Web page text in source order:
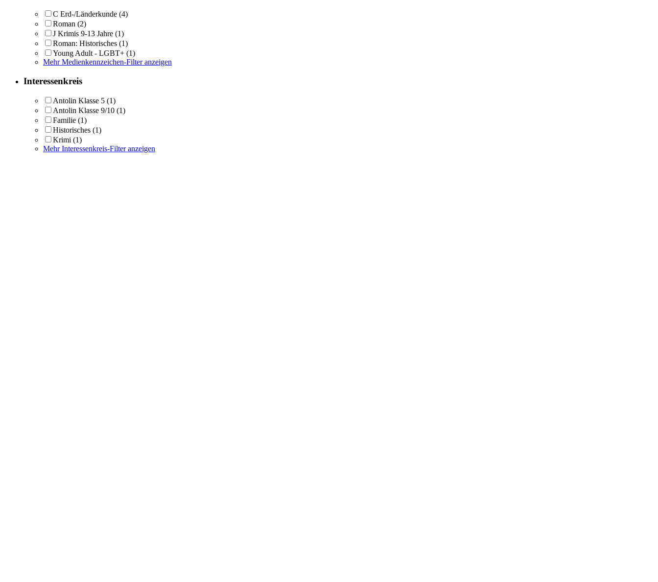
C Erd-/Länderkunde (4)
Roman (2)
J Krimis 9-13 Jahre (1)
Roman: Historisches (1)
Young Adult - LGBT+ (1)
Mehr Medienkennzeichen-Filter anzeigen
Interessenkreis
Antolin Klasse 5 (1)
Antolin Klasse 9/10 (1)
Familie (1)
Historisches (1)
Krimi (1)
Mehr Interessenkreis-Filter anzeigen